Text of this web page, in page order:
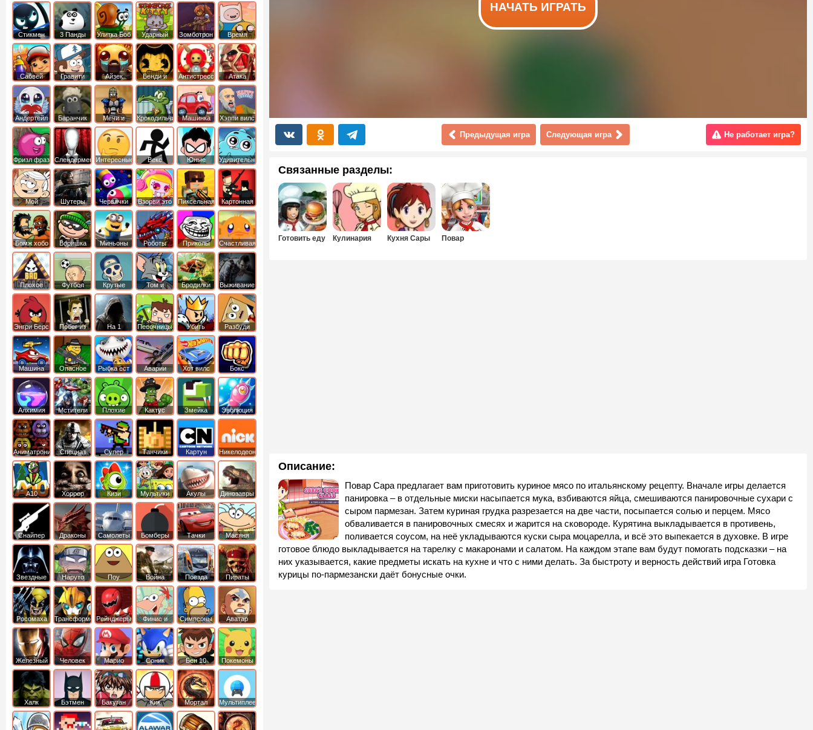
НАЧАТЬ ИГРАТЬ
Предыдущая игра Следующая игра Не работает игра?
Связанные разделы:
Готовить еду Кулинария Кухня Сары Повар
Описание:
Повар Сара предлагает вам приготовить куриное мясо по итальянскому рецепту. Вначале игры делается
панировка – в отдельные миски насыпается мука, взбиваются яйца, смешиваются панировочные сухари с
сыром пармезан. Затем куриная грудка разрезается на две части, посыпается солью и перцем. Мясо
обваливается в панировочных смесях и жарится на сковороде. Курятина выкладывается в противень,
поливается соусом, на неё укладываются куски сыра моцарелла, и всё это выпекается в духовке. В игре
готовое блюдо выкладывается на тарелку с макаронами и салатом. На каждом этапе вам будут помогать подсказки – на
них указывается, какие предметы искать на кухне и что с ними делать. За быстроту и верность действий игра Готовка
курицы по-пармезански даёт бонусные очки.
Стикмен 3 Панды Улитка Боб
Ударный
отряд котят
Зомботрон
Время
Приключений
Сабвей
Серф
Гравити
Фолз
Айзек
Бенди и
Чернильная
машина
Антистресс
Атака
Титанов
Андертейл
Баранчик
Шон
Мечи и
Сандали
Крокодильчик
Свомпи
Машинка
Вилли
Хэппи вилс
Фризл фраз Слендермен Интересные Векс
Юные
титаны
вперед
Удивительный
мир
Гамбола
Мой
шумный
дом
Шутеры Червячки Взорви это
Пиксельная
война
Картонная
башка
Бомж хобо
Воришка
боб
Миньоны
Роботы
динозавры
Приколы
Счастливая
обезьянка
Плохое
мороженое
Футбол
головами
Крутые
Том и
джерри
Бродилки
Приключения
Выживание
Энгри Берс
Побег из
тюрьмы
На 1 Песочницы
Убить
короля
Разбуди
коробку
Машина
ест
машину
Опасное
оружие
Рыбка ест
рыбку
Аварии
машин
Хот вилс Бокс
Алхимия Мстители
Плохие
свинки
Кактус
маккой
Змейка Эволюция
Аниматроники Спецназ
Супер
бойцы
Танчики
Картун
нетворк
Никелодеон
А10 Хоррор Кизи Мультики Акулы Динозавры
Снайпер Драконы Самолеты Бомберы Тачки Масяня
Звездные
войны
Наруто Поу Война Поезда
Пираты
Карибского
Моря
Росомаха ТрансформерыРейнджеры
Самураи
Финис и
Ферб
Симпсоны
Аватар
легенда об
Аанге
Железный
человек
Человек
Паук
Марио Соник Бен 10 Покемоны
Халк Бэтмен Бакуган
Кик
Бутовский
Мортал
комбат
Мультиплеер